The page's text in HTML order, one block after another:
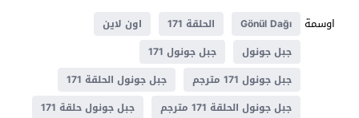
اوسمة
Gönül Dağı الحلقة 171
اون لاين
جبل جونول
جبل جونول 171
جبل جونول 171 مترجم
جبل جونول الحلقة 171
جبل جونول الحلقة 171 مترجم
جبل جونول حلقة 171